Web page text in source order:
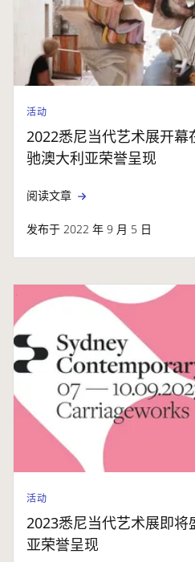
活动
2022悉尼当代艺术展开幕
驰澳大利亚荣誉呈现
阅读文章
发布于 2022 年 9 月 5 日
活动
2023悉尼当代艺术展即将
亚荣誉呈现